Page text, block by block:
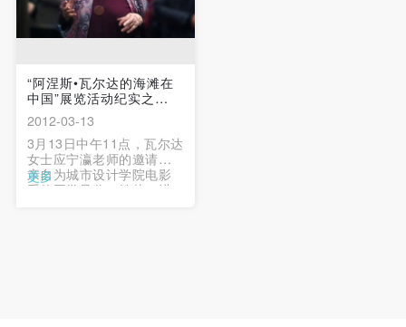
“阿涅斯•瓦尔达的海滩在
中国”展览活动纪实之
face...
2012-03-13
3月13日中午11点，瓦尔达
女士应宁瀛老师的邀请，
亲自为城市设计学院电影
系的同学导览。她从一进
更多